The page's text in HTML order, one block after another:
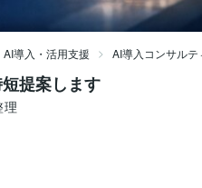
AI導入・活用支援 AI導入コンサルテ
提案します
理